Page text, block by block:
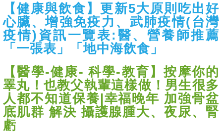
【健康與飲食】更新5大原則吃出好
心臟、增強免疫力、武肺疫情(台灣
疫情)資訊一覽表:醫、營養師推薦
「一張表」「地中海飲食」
【醫學-健康- 科學-教育】按摩你的
睪丸！也教父執輩這樣做！男生很多
人都不知道保養|幸福晚年 加強骨盆
底肌群 解決 攝護腺腫大、夜尿、腎
虧